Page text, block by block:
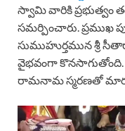
స్వామి వారికి ప్రభుత్వం
సమర్పించారు. ప్రముఖ
సుముహుర్తమున శ్రీ
వైభవంగా
రామనామ స్మరణతో